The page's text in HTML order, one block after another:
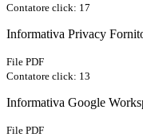
Contatore click: 17
Informativa Privacy
File PDF
Contatore click: 13
Informativa Google
File PDF